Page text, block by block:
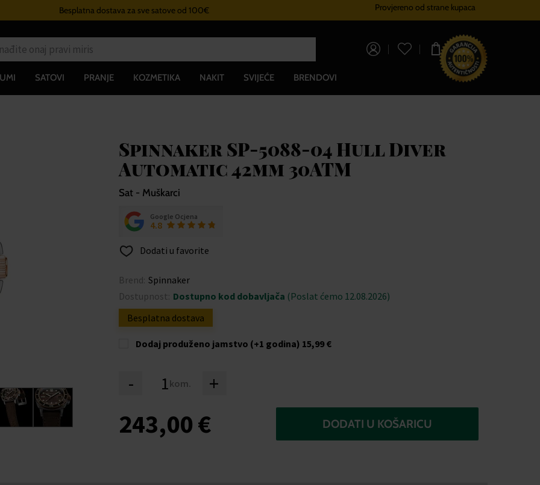
Besplatna dostava za sve satove od 100€ Sustav vjernostiProvjereno od strane kupaca
0,00 €
SATOVI PRANJE KOZMETIKA NAKIT SVIJEĆE BRENDOVI
Spinnaker SP-5088-04 Hull Diver
Automatic 42mm 30ATM
Sat - Muškarci
Google Ocjena
4.8
Dodati u favorite
Brend: Spinnaker
Dostupnost: Dostupno kod dobavljača (Poslat ćemo 12.08.2026)
Besplatna dostava
Dodaj produženo jamstvo (+1 godina) 15,99 €
- kom. +
243,00 € DODATI U KOŠARICU